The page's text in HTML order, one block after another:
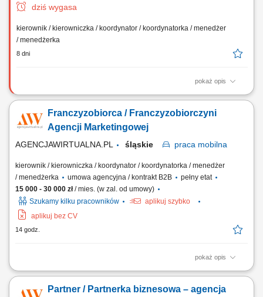
dziś wygasa
kierownik / kierowniczka / koordynator / koordynatorka / menedżer
/ menedżerka
8 dni
pokaż opis
Główne zadania: Prowadzenie własnej działalności gospodarczej w
obsługi. Monitorowanie stanów magazynowych i zamówień.
Dostosowywanie asortymentu sklepu do potrzeb lokalnego rynku.
Franczyzobiorca / Franczyzobiorczyni
Agencji Marketingowej
AGENCJAWIRTUALNA.PL śląskie praca mobilna
kierownik / kierowniczka / koordynator / koordynatorka / menedżer
/ menedżerka
umowa agencyjna / kontrakt B2B
pełny etat
15 000 - 30 000 zł/ mies. (w zal. od umowy)
Szukamy kilku pracowników
aplikuj szybko
aplikuj bez CV
14 godz.
pokaż opis
Twój Zakres Działania: Prowadzenie własnej działalności gospodarczej
obsługa klientów biznesowych. Zarządzanie sprzedażą usług
Partner / Partnerka biznesowa – agencja